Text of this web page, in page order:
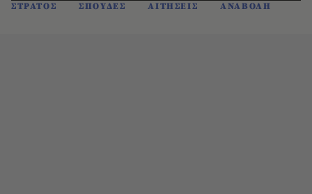
ΣΤΡΑΤΟΣ ΣΠΟΥΔΕΣ ΑΙΤΗΣΕΙΣ ΑΝΑΒΟΛΗ